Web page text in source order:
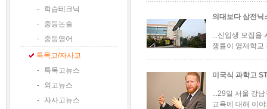
-
학습테크닉
-
중등논술
-
중등영어
특목고/자사고
-
특목고뉴스
-
외고뉴스
-
자사고뉴스
의대보다 삼전닉
...신입생 모집을
쟁률이 영재학
미국식 과학고
...29일 서울 강
교육에 대해 이